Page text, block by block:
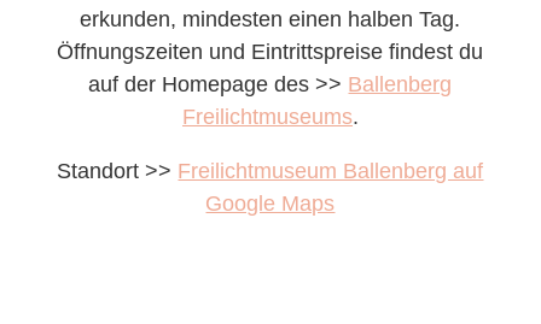
erkunden, mindesten einen halben Tag.
Öffnungszeiten und Eintrittspreise findest du
auf der Homepage des >> Ballenberg
Freilichtmuseums.
Standort >> Freilichtmuseum Ballenberg auf
Google Maps